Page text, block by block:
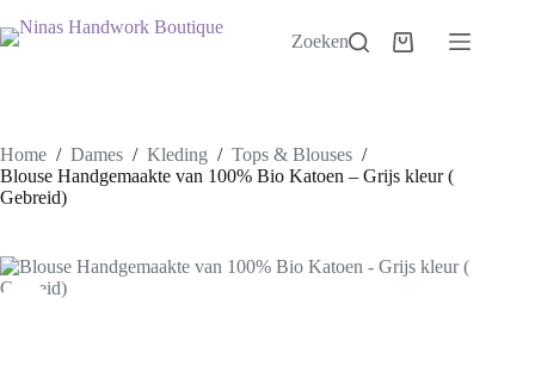
naar
de
Zoeken Winkelwagen
Home / Dames / Kleding / Tops & Blouses /
Blouse Handgemaakte van 100% Bio Katoen – Grijs kleur (
Gebreid)